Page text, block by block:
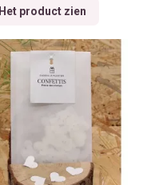
Het product zien